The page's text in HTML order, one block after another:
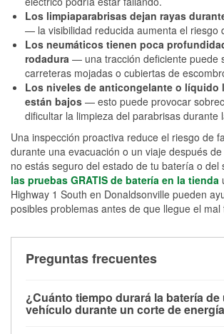
Los limpiaparabrisas dejan rayas
— la visibilidad reducida aumenta el riesgo
Los neumáticos tienen poca
rodadura — una tracción deficiente puede
carreteras mojadas o cubiertas de
Los niveles de anticongelante o líquido
están bajos — esto puede provocar
dificultar la limpieza del parabrisas durante
Una inspección proactiva reduce el riesgo de
durante una evacuación o un viaje después
no estás seguro del estado de tu batería o del
las pruebas GRATIS de batería en la tienda
Highway 1 South en Donaldsonville pueden
posibles problemas antes de que llegue el mal
Preguntas frecuentes
¿Cuánto tiempo durará la batería de
vehículo durante un corte de